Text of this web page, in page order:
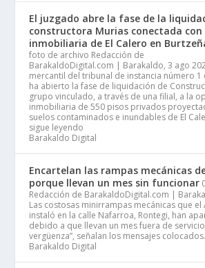
El juzgado abre la fase de la
constructora Murias conectada con
inmobiliaria de El Calero en
foto de archivo Redacción de
BarakaldoDigital.com | Barakaldo, 3 ago
mercantil del tribunal de instancia número 1
ha abierto la fase de liquidación de
grupo vinculado, a través de una filial, a la
inmobiliaria de 550 pisos privados
suelos contaminados e inundables de El
sigue leyendo
Barakaldo Digital
Encartelan las rampas mecánicas
porque llevan un mes sin funcionar
Redacción de BarakaldoDigital.com |
Las costosas minirrampas mecánicas que el
instaló en la calle Nafarroa, Rontegi, han
debido a que llevan un mes fuera de
vergüenza”, señalan los mensajes
Barakaldo Digital